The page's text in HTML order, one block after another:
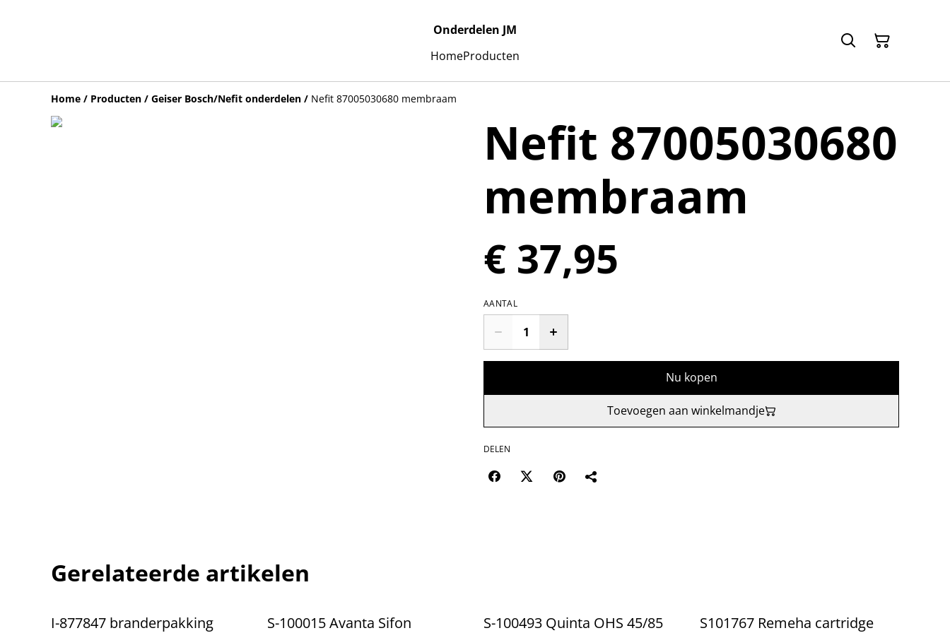
Onderdelen JM
HomeProducten
Home / Producten / Geiser Bosch/Nefit onderdelen / Nefit 87005030680 membraam
Nefit 87005030680
membraam
€ 37,95
AANTAL
Nu kopen
Toevoegen aan winkelmandje
DELEN
Gerelateerde artikelen
I-877847 branderpakking S-100015 Avanta Sifon S-100493 Quinta OHS 45/85
S101767 Remeha cartridge